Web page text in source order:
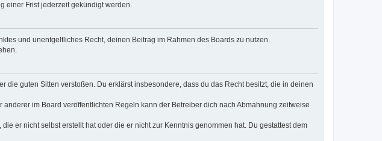
einer Frist jederzeit gekündigt werden.
und unentgeltliches Recht, deinen Beitrag im Rahmen des Boards zu nutzen.
guten Sitten verstoßen. Du erklärst insbesondere, dass du das Recht besitzt, die in deinen
im Board veröffentlichten Regeln kann der Betreiber dich nach Abmahnung zeitweise
er nicht selbst erstellt hat oder die er nicht zur Kenntnis genommen hat. Du gestattest dem